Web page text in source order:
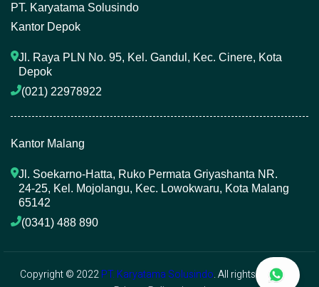
PT. Karyatama Solusindo
Kantor Depok
Jl. Raya PLN No. 95, Kel. Gandul, Kec. Cinere, Kota
Depok
(021) 22978922
Kantor Malang
Jl. Soekarno-Hatta, Ruko Permata Griyashanta NR.
24-25, Kel. Mojolangu, Kec. Lowokwaru, Kota Malang
65142
(0341) 488 890
Copyright © 2022PT. Karyatama Solusindo. All rights reserved.